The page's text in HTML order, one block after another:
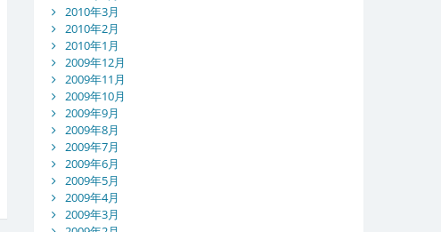
2010年3月
2010年2月
2010年1月
2009年12月
2009年11月
2009年10月
2009年9月
2009年8月
2009年7月
2009年6月
2009年5月
2009年4月
2009年3月